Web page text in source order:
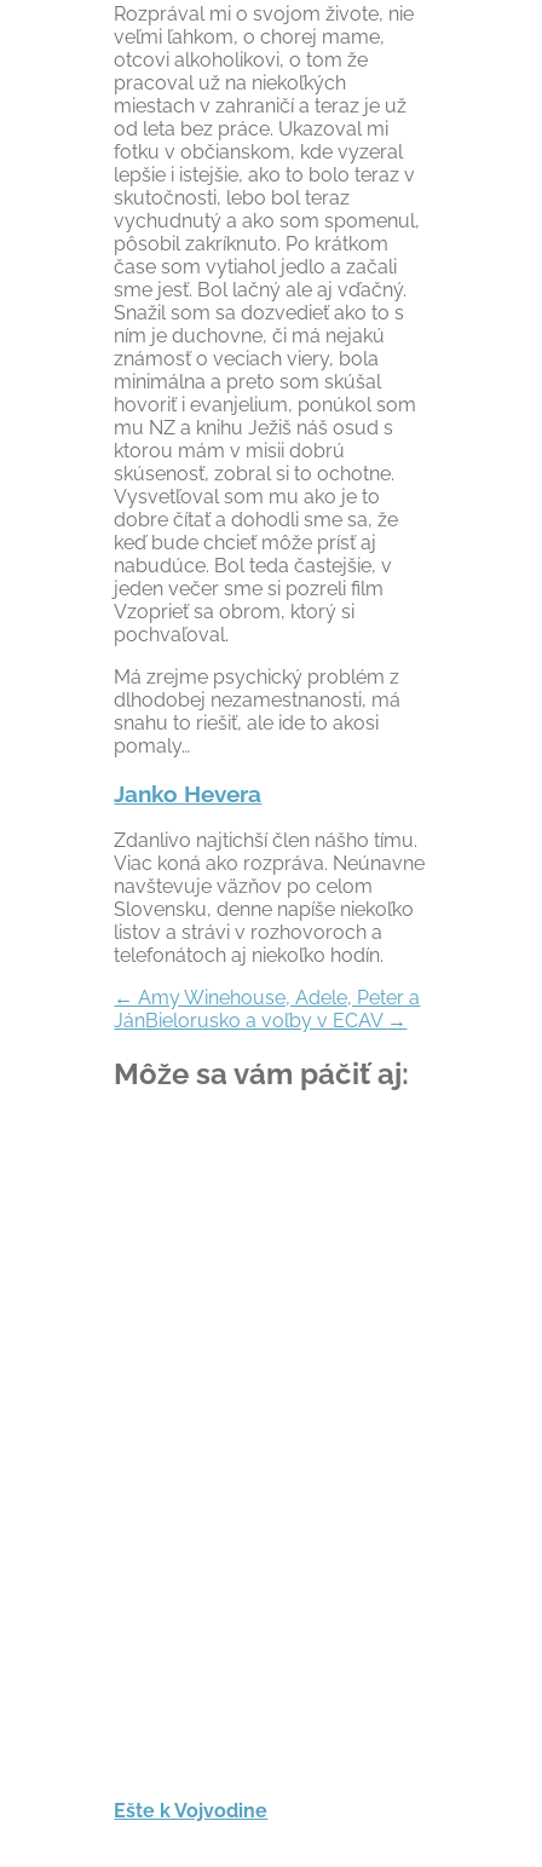
Rozprával mi o svojom živote, nie
veľmi ľahkom, o chorej mame,
otcovi alkoholikovi, o tom že
pracoval už na niekoľkých
miestach v zahraničí a teraz je už
od leta bez práce. Ukazoval mi
fotku v občianskom, kde vyzeral
lepšie i istejšie, ako to bolo teraz v
skutočnosti, lebo bol teraz
vychudnutý a ako som spomenul,
pôsobil zakríknuto. Po krátkom
čase som vytiahol jedlo a začali
sme jesť. Bol lačný ale aj vďačný.
Snažil som sa dozvedieť ako to s
ním je duchovne, či má nejakú
známosť o veciach viery, bola
minimálna a preto som skúšal
hovoriť i evanjelium, ponúkol som
mu NZ a knihu Ježiš náš osud s
ktorou mám v misii dobrú
skúsenosť, zobral si to ochotne.
Vysvetľoval som mu ako je to
dobre čítať a dohodli sme sa, že
keď bude chcieť môže prísť aj
nabudúce. Bol teda častejšie, v
jeden večer sme si pozreli film
Vzoprieť sa obrom, ktorý si
pochvaľoval.
Má zrejme psychický problém z
dlhodobej nezamestnanosti, má
snahu to riešiť, ale ide to akosi
pomaly…
Janko Hevera
Zdanlivo najtichší člen nášho tímu.
Viac koná ako rozpráva. Neúnavne
navštevuje väzňov po celom
Slovensku, denne napíše niekoľko
listov a strávi v rozhovoroch a
telefonátoch aj niekoľko hodín.
← Amy Winehouse, Adele, Peter a
JánBielorusko a voľby v ECAV →
Môže sa vám páčiť aj:
Ešte k Vojvodine